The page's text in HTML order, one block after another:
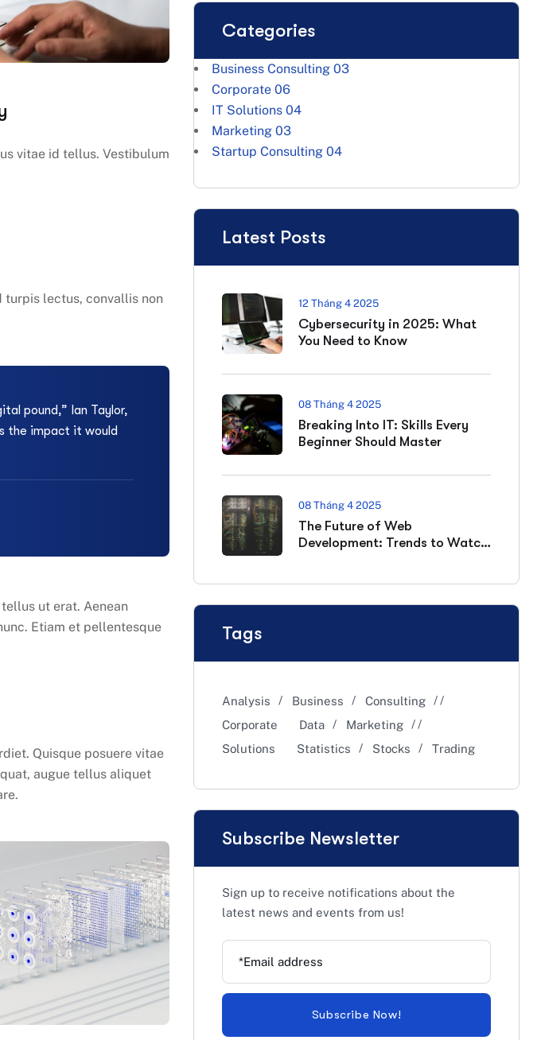
vitae id tellus. Vestibulum
turpis lectus, convallis non
pound,” Ian Taylor,
the impact it would
ut erat. Aenean
Etiam et pellentesque
Quisque posuere vitae
augue tellus aliquet
Categories
Business Consulting 03
Corporate 06
IT Solutions 04
Marketing 03
Startup Consulting 04
Latest Posts
12 Tháng 4 2025
Cybersecurity in 2025: What
You Need to Know
08 Tháng 4 2025
Breaking Into IT: Skills Every
Beginner Should Master
08 Tháng 4 2025
The Future of Web
Development: Trends to Watch
Tags
Analysis Business
Consulting
Corporate
Data
Marketing
Solutions
Statistics Stocks Trading
Subscribe Newsletter
Sign up to receive notifications about the
latest news and events from us!